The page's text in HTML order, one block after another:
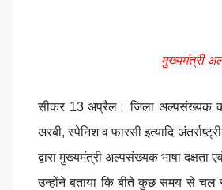
मुख्यमंत्री
सीकर 13 अप्रैल। जिला अल्पसंख्यक
अरबी, स्पेनिश व फारसी इत्यादि
द्वारा मुख्यमंत्री अल्पसंख्यक भाषा
उन्होंने बताया कि बीते कुछ समय से चल